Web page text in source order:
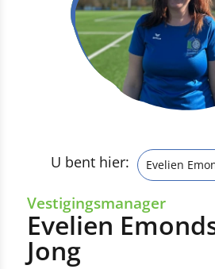
U bent hier: Evelien
Vestigingsmanager
Evelien
Jong